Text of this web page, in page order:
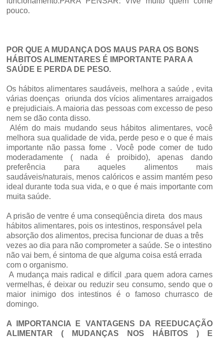
pouco.
POR QUE A MUDANÇA DOS MAUS PARA OS BONS
HÁBITOS ALIMENTARES É IMPORTANTE PARA A
SAÚDE E PERDA DE PESO.
Os hábitos alimentares saudáveis, melhora a saúde , evita
várias doenças oriunda dos vícios alimentares arraigados
e prejudiciais. A maioria das pessoas com excesso de peso
nem se dão conta disso.
Além do mais mudando seus hábitos alimentares, você
melhora sua qualidade de vida, perde peso e o que é mais
importante não passa fome . Você pode comer de tudo
moderadamente ( nada é proibido), apenas dando
preferência para aqueles alimentos mais
saudáveis/naturais, menos calóricos e assim mantém peso
ideal durante toda sua vida, e o que é mais importante com
muita saúde.
A prisão de ventre é uma conseqüência direta dos maus
hábitos alimentares, pois os intestinos, responsável pela
absorção dos alimentos, precisa funcionar de duas a três
vezes ao dia para não comprometer a saúde. Se o intestino
não vai bem, é sintoma de que alguma coisa está errada
com o organismo.
A mudança mais radical e difícil ,para quem adora carnes
vermelhas, é deixar ou reduzir seu consumo, sendo que o
maior inimigo dos intestinos é o famoso churrasco de
domingo.
A IMPORTANCIA E VANTAGENS DA REEDUCAÇÃO
ALIMENTAR ( MUDANÇAS NOS HÁBITOS ) E